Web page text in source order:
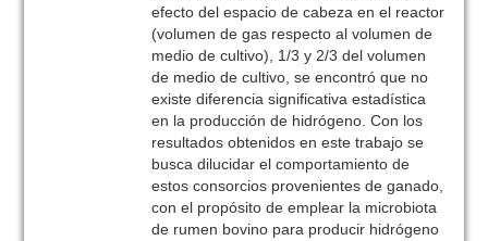
efecto del espacio de cabeza en el reactor
(volumen de gas respecto al volumen de
medio de cultivo), 1/3 y 2/3 del volumen
de medio de cultivo, se encontró que no
existe diferencia significativa estadística
en la producción de hidrógeno. Con los
resultados obtenidos en este trabajo se
busca dilucidar el comportamiento de
estos consorcios provenientes de ganado,
con el propósito de emplear la microbiota
de rumen bovino para producir hidrógeno